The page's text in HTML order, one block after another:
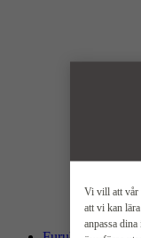
Vi vill att vår
att vi kan
anpassa